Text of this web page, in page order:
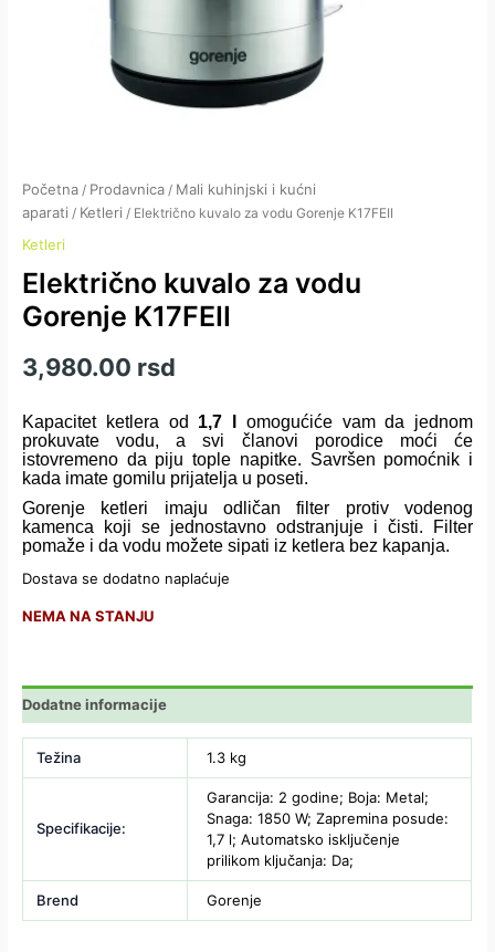
Početna / Prodavnica / Mali kuhinjski i kućni
aparati / Ketleri / Električno kuvalo za vodu Gorenje K17FEII
Ketleri
Električno kuvalo za vodu
Gorenje K17FEII
3,980.00 rsd
Kapacitet ketlera od 1,7 l
omogućiće vam da jednom
prokuvate vodu, a svi članovi porodice moći će
istovremeno da piju tople napitke. Savršen pomoćnik i
kada imate gomilu prijatelja u poseti.
Gorenje ketleri imaju odličan filter protiv vodenog
kamenca koji se jednostavno odstranjuje i čisti. Filter
pomaže i da vodu možete sipati iz ketlera bez kapanja.
Dostava se dodatno naplaćuje
NEMA NA STANJU
Dodatne informacije
Težina 1.3 kg
Specifikacije:
Garancija: 2 godine; Boja: Metal;
Snaga: 1850 W; Zapremina posude:
1,7 l; Automatsko isključenje
prilikom ključanja: Da;
Brend Gorenje